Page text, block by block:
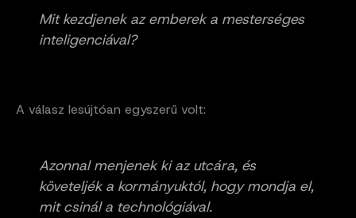
Mit kezdjenek az emberek a mesterséges
inteligenciával?
A válasz lesújtóan egyszerű volt:
Azonnal menjenek ki az utcára, és
követeljék a kormányuktól, hogy mondja el,
mit csinál a technológiával.